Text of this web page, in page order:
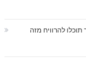
להרוויח מזה